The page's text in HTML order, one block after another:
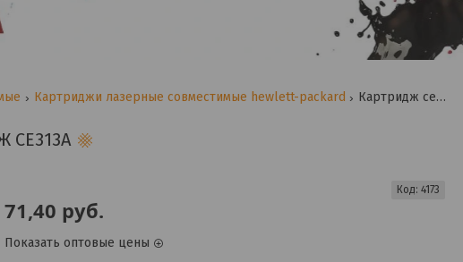
Картриджи лазерные совместимые hewlett-packard Картридж ce313a
CE313A
71,40 руб.
Показать оптовые цены
Код: 4173